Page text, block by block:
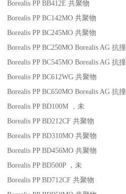
Borealis PP BB412E 共聚物
Borealis PP BC142MO 共聚物
Borealis PP BC245MO 共聚物
Borealis PP BC250MO Borealis AG 抗
Borealis PP BC545MO Borealis AG 抗
Borealis PP BC612WG 共聚物
Borealis PP BC650MO Borealis AG 抗
Borealis PP BD100M
，未
Borealis PP BD212CF 共聚物
Borealis PP BD310MO 共聚物
Borealis PP BD456MO 共聚物
Borealis PP BD500P
，未
Borealis PP BD712CF 共聚物